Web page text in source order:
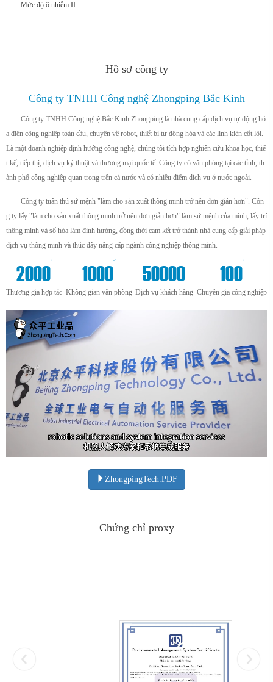
Mức độ ô nhiễm II
Hồ sơ công ty
Công ty TNHH Công nghệ Zhongping Bắc Kinh
Công ty TNHH Công nghệ Bắc Kinh Zhongping là nhà cung cấp dịch vụ tự động hó
a điện công nghiệp toàn cầu, chuyên về robot, thiết bị tự động hóa và các linh kiện cốt lõi.
Là một doanh nghiệp định hướng công nghệ, chúng tôi tích hợp nghiên cứu khoa học, thiế
t kế, tiếp thị, dịch vụ kỹ thuật và thương mại quốc tế. Công ty có văn phòng tại các tỉnh, th
ành phố công nghiệp quan trọng trên cả nước và có nhiều điểm dịch vụ ở nước ngoài.
Công ty tuân thủ sứ mệnh "làm cho sản xuất thông minh trở nên đơn giản hơn". Côn
g ty lấy "làm cho sản xuất thông minh trở nên đơn giản hơn" làm sứ mệnh của mình, lấy trí
thông minh và số hóa làm định hướng, đồng thời cam kết trở thành nhà cung cấp giải pháp
dịch vụ thông minh và thúc đẩy nâng cấp ngành công nghiệp thông minh.
2000
+
Thương gia hợp tác
1000
m²
Không gian văn phòng
50000
+
Dịch vụ khách hàng
100
+
Chuyên gia công nghiệp
ZhongpingTech.PDF
Chứng chỉ proxy